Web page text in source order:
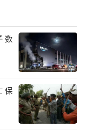
力清除所有打击
内塔尼亚胡还
动并非谋求实现
结果发生的可能
对伊朗多地发动
和军事目标，造
数
保